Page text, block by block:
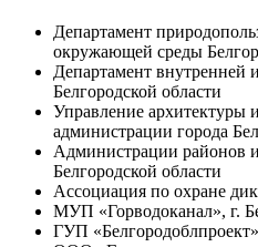
Департамент
окружающей среды
Департамент внутренней
Белгородской области
Управление архитектуры
администрации города
Администрации районов
Белгородской области
Ассоциация по охране
МУП «Горводоканал», г.
ГУП «Белгородоблпроект»